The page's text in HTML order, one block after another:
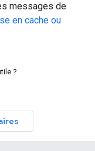
messages de
en cache ou
?